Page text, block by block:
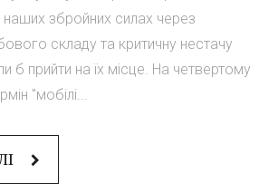
збройних силах через
складу та критичну нестачу
б прийти на їх місце. На четвертому
"мобілі...